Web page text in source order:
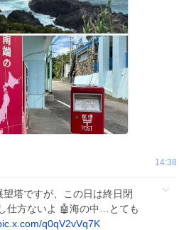
14:38
塔ですが、この日は終日閉
仕方ないよ 🤖海の中…とても
q0qV2vVq7K